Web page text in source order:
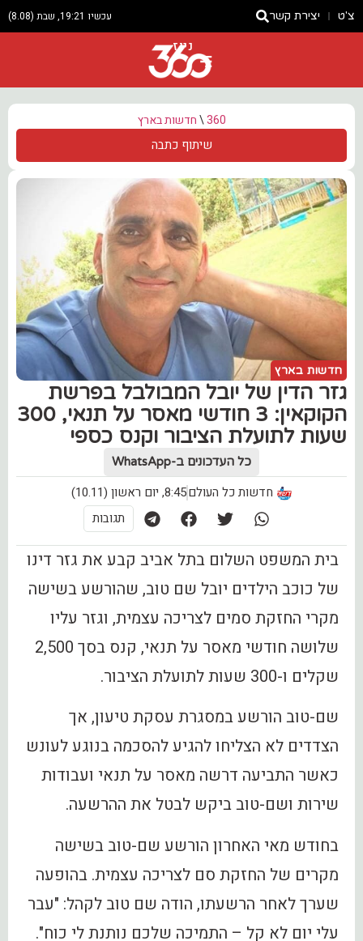
צ'ט יצירת קשר עכשיו 19:21, שבת (8.08)
ניוז
360
\חדשות בארץ
שיתוף כתבה
חדשות בארץ
גזר הדין של יובל המבולבל בפרשת
הקוקאין: 3 חודשי מאסר על תנאי, 300
שעות לתועלת הציבור וקנס כספי
כל העדכונים ב-WhatsApp
חדשות כל העולם8:45, יום ראשון (10.11)
תגובות
בית המשפט השלום בתל אביב קבע את גזר דינו
של כוכב הילדים יובל שם טוב, שהורשע בשישה
מקרי החזקת סמים לצריכה עצמית, וגזר עליו
שלושה חודשי מאסר על תנאי, קנס בסך 2,500
שקלים ו-300 שעות לתועלת הציבור.
שם-טוב הורשע במסגרת עסקת טיעון, אך
הצדדים לא הצליחו להגיע להסכמה בנוגע לעונש
כאשר התביעה דרשה מאסר על תנאי ועבודות
שירות ושם-טוב ביקש לבטל את ההרשעה.
בחודש מאי האחרון הורשע שם-טוב בשישה
מקרים של החזקת סם לצריכה עצמית. בהופעה
שערך לאחר הרשעתו, הודה שם טוב לקהל: "עבר
עלי יום לא קל – התמיכה שלכם נותנת לי כוח".